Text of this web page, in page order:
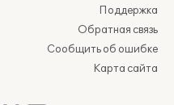
Поддержка
Обратная связь
Сообщить об ошибке
Карта сайта